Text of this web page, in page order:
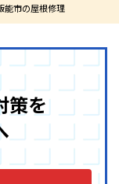
能市の屋根修理
策を